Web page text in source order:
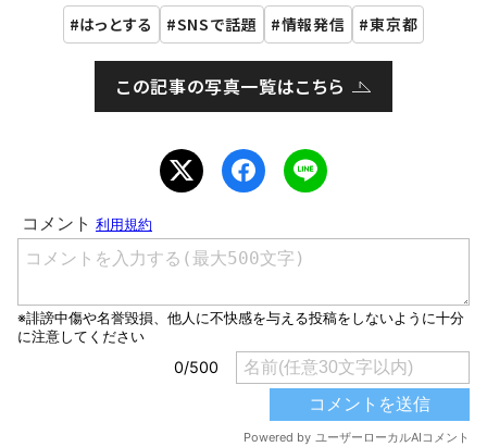
はっとする SNSで話題 情報発信 東京都
この記事の写真一覧はこちら